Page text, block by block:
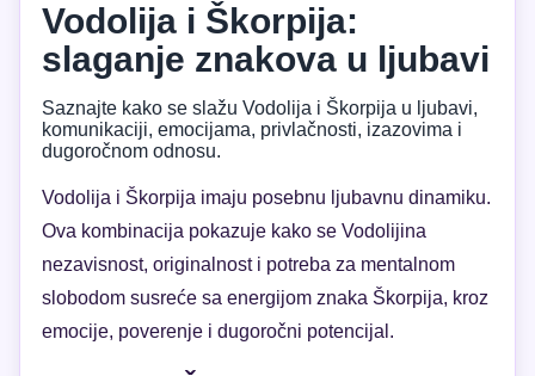
Vodolija i Škorpija:
slaganje znakova u ljubavi
Saznajte kako se slažu Vodolija i Škorpija u ljubavi,
komunikaciji, emocijama, privlačnosti, izazovima i
dugoročnom odnosu.
Vodolija i Škorpija imaju posebnu ljubavnu dinamiku.
Ova kombinacija pokazuje kako se Vodolijina
nezavisnost, originalnost i potreba za mentalnom
slobodom susreće sa energijom znaka Škorpija, kroz
emocije, poverenje i dugoročni potencijal.